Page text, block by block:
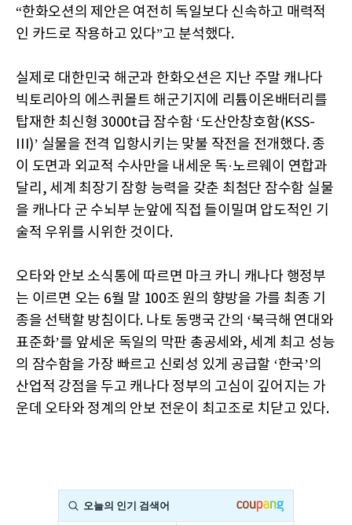
“한화오션의 제안은 여전히 독일보다 신속하고 매력적
인 카드로 작용하고 있다”고 분석했다.
실제로 대한민국 해군과 한화오션은 지난 주말 캐나다
빅토리아의 에스퀴몰트 해군기지에 리튬이온배터리를
탑재한 최신형 3000t급 잠수함 ‘도산안창호함(KSS-
III)’ 실물을 전격 입항시키는 맞불 작전을 전개했다. 종
이 도면과 외교적 수사만을 내세운 독·노르웨이 연합과
달리, 세계 최장기 잠항 능력을 갖춘 최첨단 잠수함 실물
을 캐나다 군 수뇌부 눈앞에 직접 들이밀며 압도적인 기
술적 우위를 시위한 것이다.
오타와 안보 소식통에 따르면 마크 카니 캐나다 행정부
는 이르면 오는 6월 말 100조 원의 향방을 가를 최종 기
종을 선택할 방침이다. 나토 동맹국 간의 ‘북극해 연대와
표준화’를 앞세운 독일의 막판 총공세와, 세계 최고 성능
의 잠수함을 가장 빠르고 신뢰성 있게 공급할 ‘한국’의
산업적 강점을 두고 캐나다 정부의 고심이 깊어지는 가
운데 오타와 정계의 안보 전운이 최고조로 치닫고 있다.